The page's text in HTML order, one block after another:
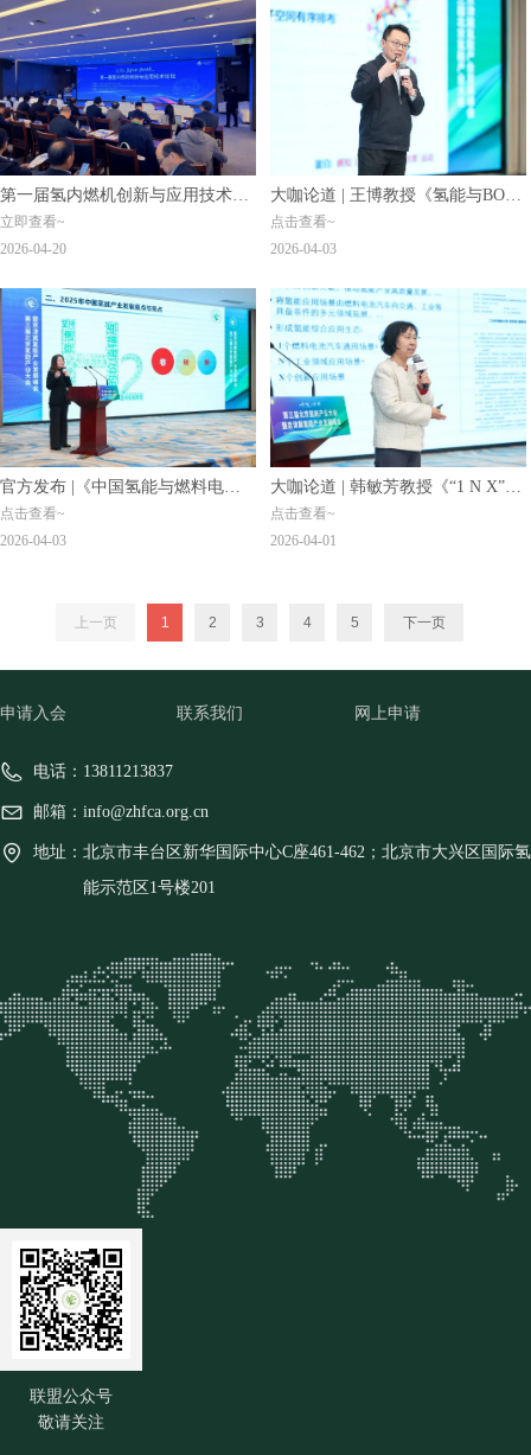
第一届氢内燃机创新与应用技术论
坛圆满召开！
立即查看~
2026-04-20
大咖论道 | 王博教授《氢能与BOF
技术进展》——从分子仿生到氢能
突破
点击查看~
2026-04-03
官方发布 |《中国氢能与燃料电池
产业发展研究报告2026》：今年“量
增”与“质变”并举，将持续高速增长
点击查看~
2026-04-03
大咖论道 | 韩敏芳教授《“1 N X”背
景下固体氧化物燃料电池机遇与挑
战》——立足自主创新，拓展多元
点击查看~
2026-04-01
上一页 1 2 3 4 5 下一页
电话： 13811213837
邮箱： info@zhfca.org.cn
地址： 北京市丰台区新华国际中心C座461-462；北京市大兴区国际氢
能示范区1号楼201
申请入会 联系我们 网上申请
联盟公众号
敬请关注